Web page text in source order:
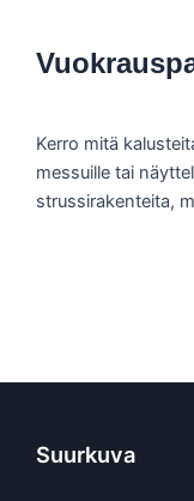
Kerro mitä
messuille tai
strussirakenteita,
Suurkuva